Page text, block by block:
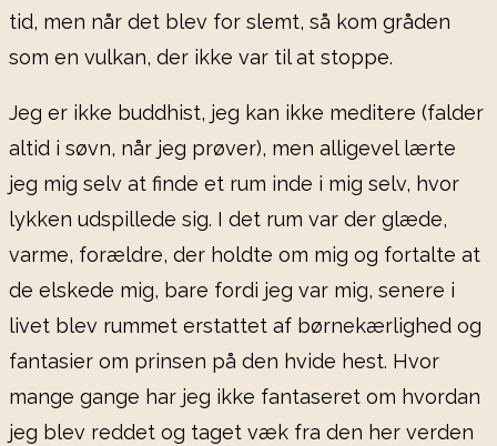
tid, men når det blev for slemt, så kom gråden
som en vulkan, der ikke var til at stoppe.
Jeg er ikke buddhist, jeg kan ikke meditere (falder
altid i søvn, når jeg prøver), men alligevel lærte
jeg mig selv at finde et rum inde i mig selv, hvor
lykken udspillede sig. I det rum var der glæde,
varme, forældre, der holdte om mig og fortalte at
de elskede mig, bare fordi jeg var mig, senere i
livet blev rummet erstattet af børnekærlighed og
fantasier om prinsen på den hvide hest. Hvor
mange gange har jeg ikke fantaseret om hvordan
jeg blev reddet og taget væk fra den her verden